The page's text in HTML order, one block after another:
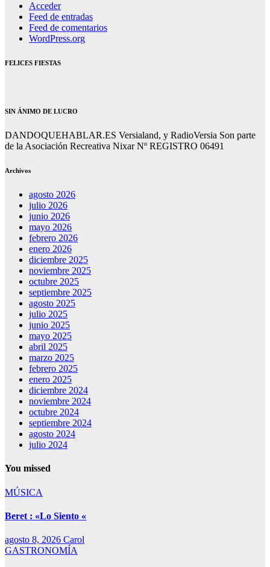
Acceder
Feed de entradas
Feed de comentarios
WordPress.org
FELICES FIESTAS
SIN ÁNIMO DE LUCRO
DANDOQUEHABLAR.ES Versialand, y RadioVersia Son parte
de la Asociación Recreativa Nixar Nº REGISTRO 06491
Archivos
agosto 2026
julio 2026
junio 2026
mayo 2026
febrero 2026
enero 2026
diciembre 2025
noviembre 2025
octubre 2025
septiembre 2025
agosto 2025
julio 2025
junio 2025
mayo 2025
abril 2025
marzo 2025
febrero 2025
enero 2025
diciembre 2024
noviembre 2024
octubre 2024
septiembre 2024
agosto 2024
julio 2024
You missed
MÚSICA
Beret : «Lo Siento «
agosto 8, 2026 Carol
GASTRONOMÍA